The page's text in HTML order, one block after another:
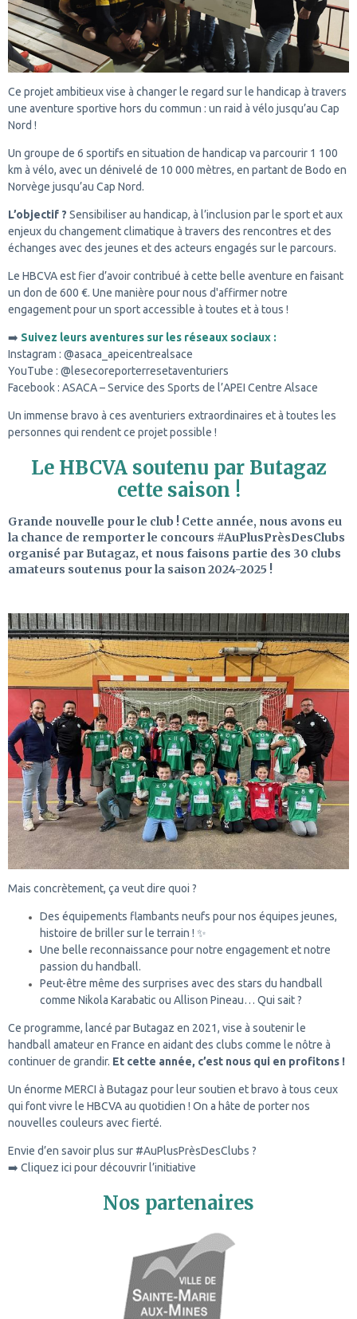
Ce projet ambitieux vise à changer le regard sur le handicap à travers
une aventure sportive hors du commun : un raid à vélo jusqu’au Cap
Nord !
Un groupe de 6 sportifs en situation de handicap va parcourir 1 100
km à vélo, avec un dénivelé de 10 000 mètres, en partant de Bodo en
Norvège jusqu’au Cap Nord.
L’objectif ? Sensibiliser au handicap, à l’inclusion par le sport et aux
enjeux du changement climatique à travers des rencontres et des
échanges avec des jeunes et des acteurs engagés sur le parcours.
Le HBCVA est fier d’avoir contribué à cette belle aventure en faisant
un don de 600 €. Une manière pour nous d'affirmer notre
engagement pour un sport accessible à toutes et à tous !
➡️ Suivez leurs aventures sur les réseaux sociaux :
Instagram : @asaca_apeicentrealsace
YouTube : @lesecoreporterresetaventuriers
Facebook : ASACA – Service des Sports de l’APEI Centre Alsace
Un immense bravo à ces aventuriers extraordinaires et à toutes les
personnes qui rendent ce projet possible !
Le HBCVA soutenu par Butagaz
cette saison !
Grande nouvelle pour le club ! Cette année, nous avons eu
la chance de remporter le concours #AuPlusPrèsDesClubs
organisé par Butagaz, et nous faisons partie des 30 clubs
amateurs soutenus pour la saison 2024-2025 !
Mais concrètement, ça veut dire quoi ?
Des équipements flambants neufs pour nos équipes jeunes,
histoire de briller sur le terrain ! ✨
Une belle reconnaissance pour notre engagement et notre
passion du handball.
Peut-être même des surprises avec des stars du handball
comme Nikola Karabatic ou Allison Pineau… Qui sait ?
Ce programme, lancé par Butagaz en 2021, vise à soutenir le
handball amateur en France en aidant des clubs comme le nôtre à
continuer de grandir. Et cette année, c’est nous qui en profitons !
Un énorme MERCI à Butagaz pour leur soutien et bravo à tous ceux
qui font vivre le HBCVA au quotidien ! On a hâte de porter nos
nouvelles couleurs avec fierté.
Envie d’en savoir plus sur #AuPlusPrèsDesClubs ?
➡️ Cliquez ici pour découvrir l’initiative
Nos partenaires